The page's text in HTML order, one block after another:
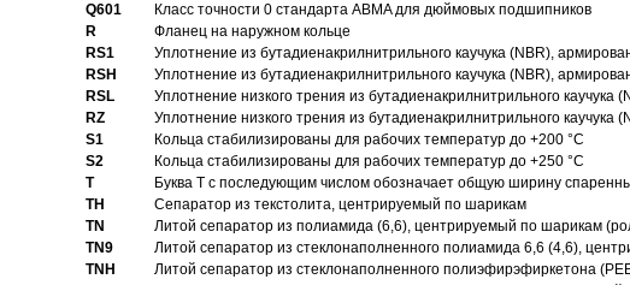
Q601
Класс точности 0 стандарта ABMA для дюймовых подшипников
R
Фланец на наружном кольце
RS1
Уплотнение из бутадиенакрилнитрильного каучука (NBR),
RSH
Уплотнение из бутадиенакрилнитрильного каучука (NBR),
RSL
Уплотнение низкого трения из бутадиенакрилнитрильного
RZ
Уплотнение низкого трения из бутадиенакрилнитрильного
S1
Кольца стабилизированы для рабочих температур до +200 °C
S2
Кольца стабилизированы для рабочих температур до +250 °C
T
Буква T с последующим числом обозначает общую ширину
TH
Сепаратор из текстолита, центрируемый по шарикам
TN
Литой сепаратор из полиамида (6,6), центрируемый по шарикам
TN9
Литой сепаратор из стеклонаполненного полиамида 6,6 (4,6),
TNH
Литой сепаратор из стеклонаполненного полиэфирэфиркетона